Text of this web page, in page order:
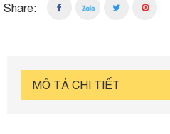
Share:
MÔ TẢ CHI TIẾT